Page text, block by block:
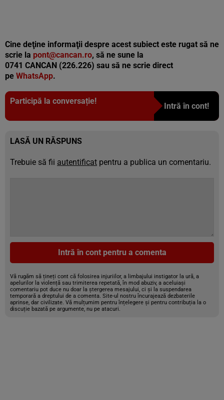
Cine deţine informaţii despre acest subiect este rugat să ne
scrie la pont@cancan.ro, să ne sune la
0741 CANCAN (226.226) sau să ne scrie direct
pe WhatsApp.
Participă la conversație!
Intră în cont!
LASĂ UN RĂSPUNS
Trebuie să fii autentificat pentru a publica un comentariu.
Intră în cont pentru a comenta
Vă rugăm să țineți cont că folosirea injuriilor, a limbajului instigator la ură, a
apelurilor la violență sau trimiterea repetată, în mod abuziv, a aceluiași
comentariu pot duce nu doar la ștergerea mesajului, ci și la suspendarea
temporară a dreptului de a comenta. Site-ul nostru încurajează dezbaterile
aprinse, dar civilizate. Vă mulțumim pentru înțelegere și pentru contribuția la o
discuție bazată pe argumente, nu pe atacuri.